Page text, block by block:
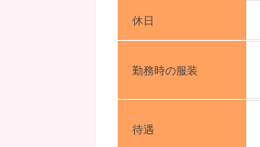
休日
勤務時の服装
待遇